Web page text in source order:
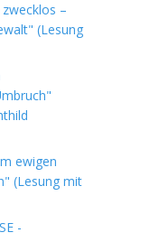
–
(Lesung
ewigen
(Lesung mit
-